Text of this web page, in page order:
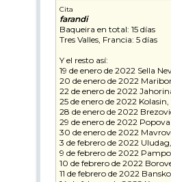
Cita
farandi
Baqueira en total: 15 días
Tres Valles, Francia: 5 días
Y el resto así:
19 de enero de 2022 Sella
20 de enero de 2022
22 de enero de 2022
25 de enero de 2022
28 de enero de 2022
29 de enero de 2022
30 de enero de 2022
3 de febrero de 2022
9 de febrero de 2022
10 de febrero de 2022
11 de febrero de 2022